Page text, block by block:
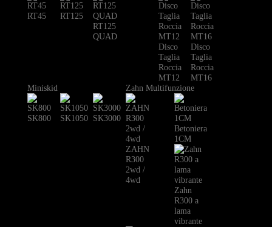
RT45 RT125
RT125
QUAD
Disco
Taglia
Roccia
MT12
Disco
Taglia
Roccia
MT16
Miniskid
SK800 SK1050 SK3000
Zahn Multifunzione
ZAHN
R300
2wd /
4wd
Betoniera
1CM
Zahn
R300 a
lama
vibrante